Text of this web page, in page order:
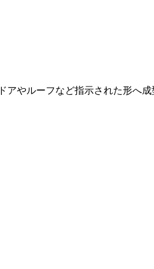
アやルーフなど指示された形へ成